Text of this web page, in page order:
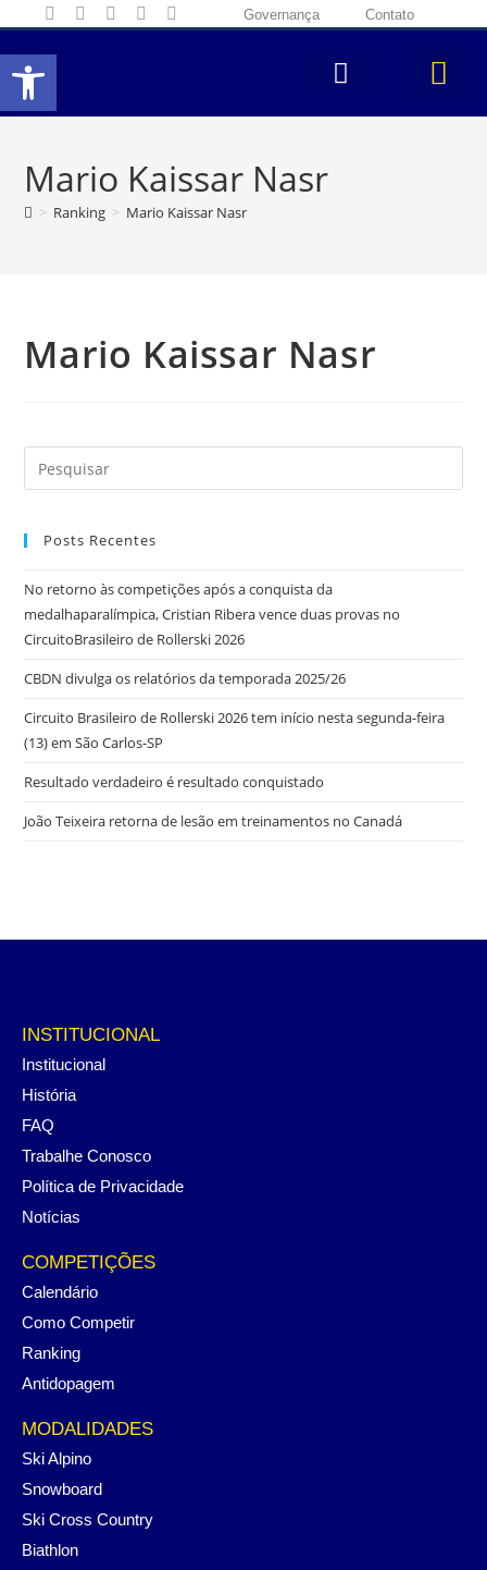
Abrir a barra de ferramentas
Governança Contato
Mario Kaissar Nasr
> Ranking > Mario Kaissar Nasr
Mario Kaissar Nasr
Posts Recentes
No retorno às competições após a conquista da
medalhaparalímpica, Cristian Ribera vence duas provas no
CircuitoBrasileiro de Rollerski 2026
CBDN divulga os relatórios da temporada 2025/26
Circuito Brasileiro de Rollerski 2026 tem início nesta segunda-feira
(13) em São Carlos-SP
Resultado verdadeiro é resultado conquistado
João Teixeira retorna de lesão em treinamentos no Canadá
INSTITUCIONAL
Institucional
História
FAQ
Trabalhe Conosco
Política de Privacidade
Notícias
COMPETIÇÕES
Calendário
Como Competir
Ranking
Antidopagem
MODALIDADES
Ski Alpino
Snowboard
Ski Cross Country
Biathlon